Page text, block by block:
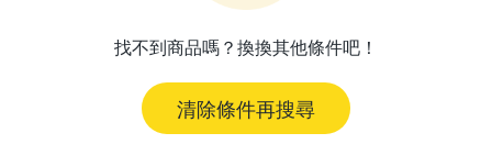
找不到商品嗎？換換其他條件吧！
清除條件再搜尋